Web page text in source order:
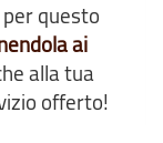
questo
ai
alla tua
offerto!